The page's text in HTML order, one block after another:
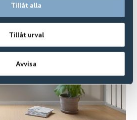
Tillåt alla
Tillåt urval
Avvisa